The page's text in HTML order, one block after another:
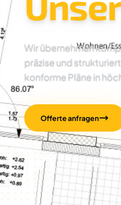
Wir übernehmen
präzise und
konforme Pläne in
Offerte anfragen